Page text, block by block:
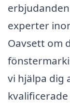
experter
Oavsett om
vi hjälpa dig